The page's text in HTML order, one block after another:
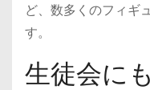
ど、数多くのフィギ
す。
生徒会に